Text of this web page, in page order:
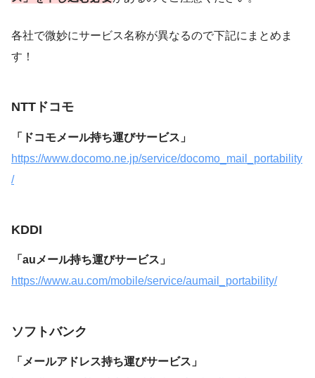
各社で微妙にサービス名称が異なるので下記にまとめま
す！
NTTドコモ
「ドコモメール持ち運びサービス」
https://www.docomo.ne.jp/service/docomo_mail_portability
/
KDDI
「auメール持ち運びサービス」
https://www.au.com/mobile/service/aumail_portability/
ソフトバンク
「メールアドレス持ち運びサービス」